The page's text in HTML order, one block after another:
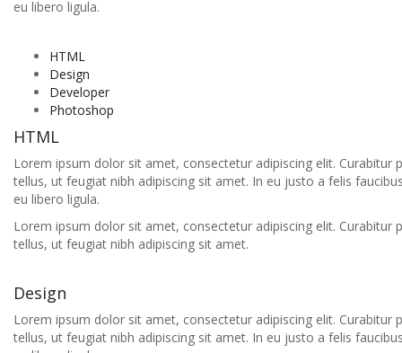
eu libero ligula.
HTML
Design
Developer
Photoshop
HTML
Lorem ipsum dolor sit amet, consectetur adipiscing elit. Curabitur
tellus, ut feugiat nibh adipiscing sit amet. In eu justo a felis
eu libero ligula.
Lorem ipsum dolor sit amet, consectetur adipiscing elit. Curabitur
tellus, ut feugiat nibh adipiscing sit amet.
Design
Lorem ipsum dolor sit amet, consectetur adipiscing elit. Curabitur
tellus, ut feugiat nibh adipiscing sit amet. In eu justo a felis